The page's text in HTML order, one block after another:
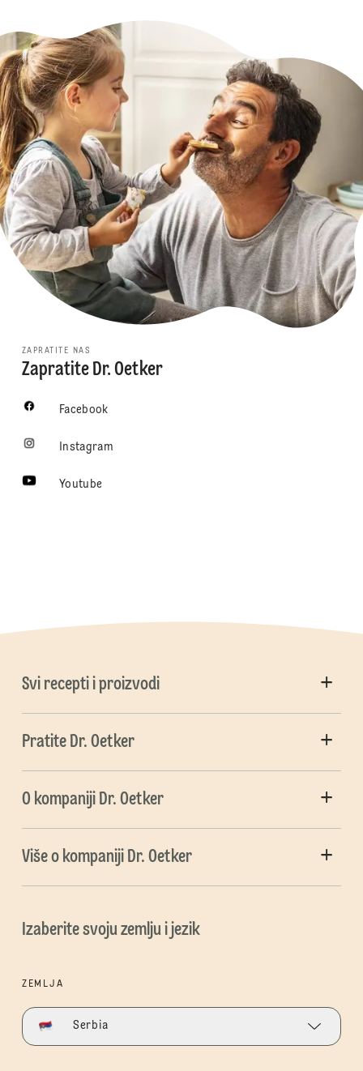
ZAPRATITE NAS
Zapratite Dr. Oetker
Facebook
Instagram
Youtube
Svi recepti i proizvodi
Pratite Dr. Oetker
O kompaniji Dr. Oetker
Više o kompaniji Dr. Oetker
Izaberite svoju zemlju i jezik
ZEMLJA
Serbia